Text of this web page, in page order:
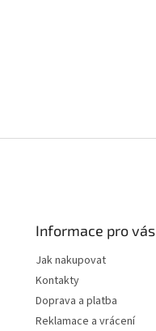
Informace pro vás
Jak nakupovat
Kontakty
Doprava a platba
Reklamace a vrácení